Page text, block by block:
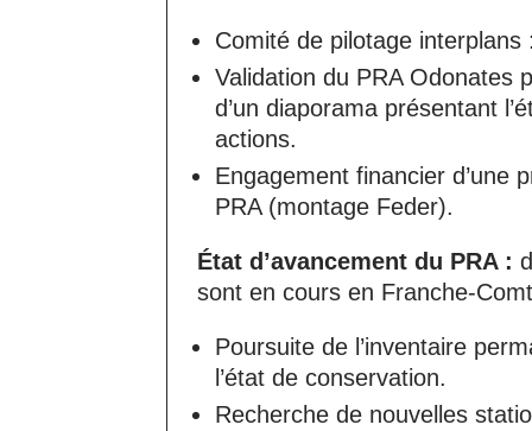
Comité de pilotage interplans
Validation du PRA Odonates
d’un diaporama présentant
actions.
Engagement financier d’une
PRA (montage Feder).
État d’avancement du PRA :
sont en cours en Franche-
Poursuite de l’inventaire
l’état de conservation.
Recherche de nouvelles